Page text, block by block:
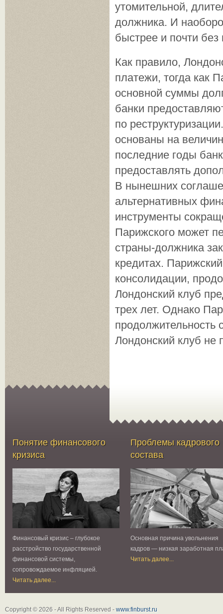
утомительной,
должника. И
быстрее и почти
Как правило,
платежи, тогда как
основной суммы
банки
по
основаны на
последние годы
предоставлять
В нынешних
альтернативных
инструменты
Парижского может
страны-должника
кредитах.
консолидации,
Лондонский клуб
трех лет. Однако
продолжительность
Лондонский клуб не
Понятие финансового
кризиса
Финансовый кризис – глубокое
расстройство государственной
финансовой системы,
сопровождаемое инфляцией.
Читать далее...
Проблемы кадрового
состава
Основная причина увольнения
кадров — низкая заработная
Читать далее...
Copyright © 2026 - All Rights Reserved - www.finburst.ru